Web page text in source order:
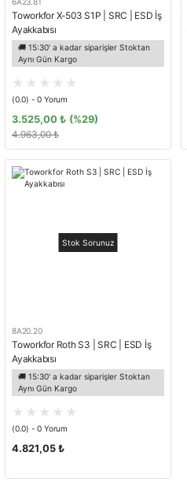
Toworkfor X-503 S1P | SRC | ESD İş
Ayakkabısı
🚚 15:30' a kadar siparişler Stoktan
Aynı Gün Kargo
(0.0) - 0 Yorum
3.525,00 ₺
4.963,00 ₺
(%29)
Stok Sorunuz
8A20.20
Toworkfor Roth S3 | SRC | ESD İş
Ayakkabısı
🚚 15:30' a kadar siparişler Stoktan
Aynı Gün Kargo
(0.0) - 0 Yorum
4.821,05 ₺